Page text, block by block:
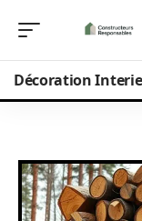
Décoration